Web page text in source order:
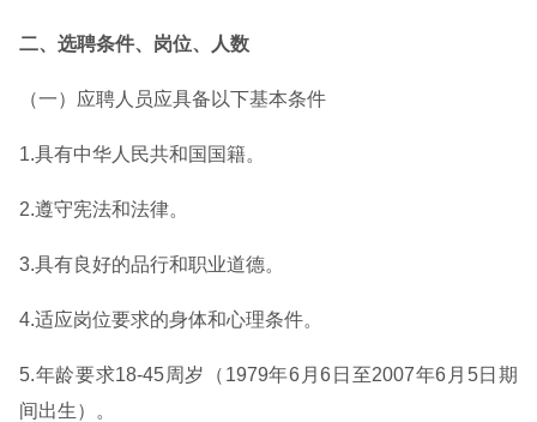
二、选聘条件、岗位、人数
（一）应聘人员应具备以下基本条件
1.具有中华人民共和国国籍。
2.遵守宪法和法律。
3.具有良好的品行和职业道德。
4.适应岗位要求的身体和心理条件。
5.年龄要求18-45周岁（1979年6月6日至2007年6月5日期
间出生）。